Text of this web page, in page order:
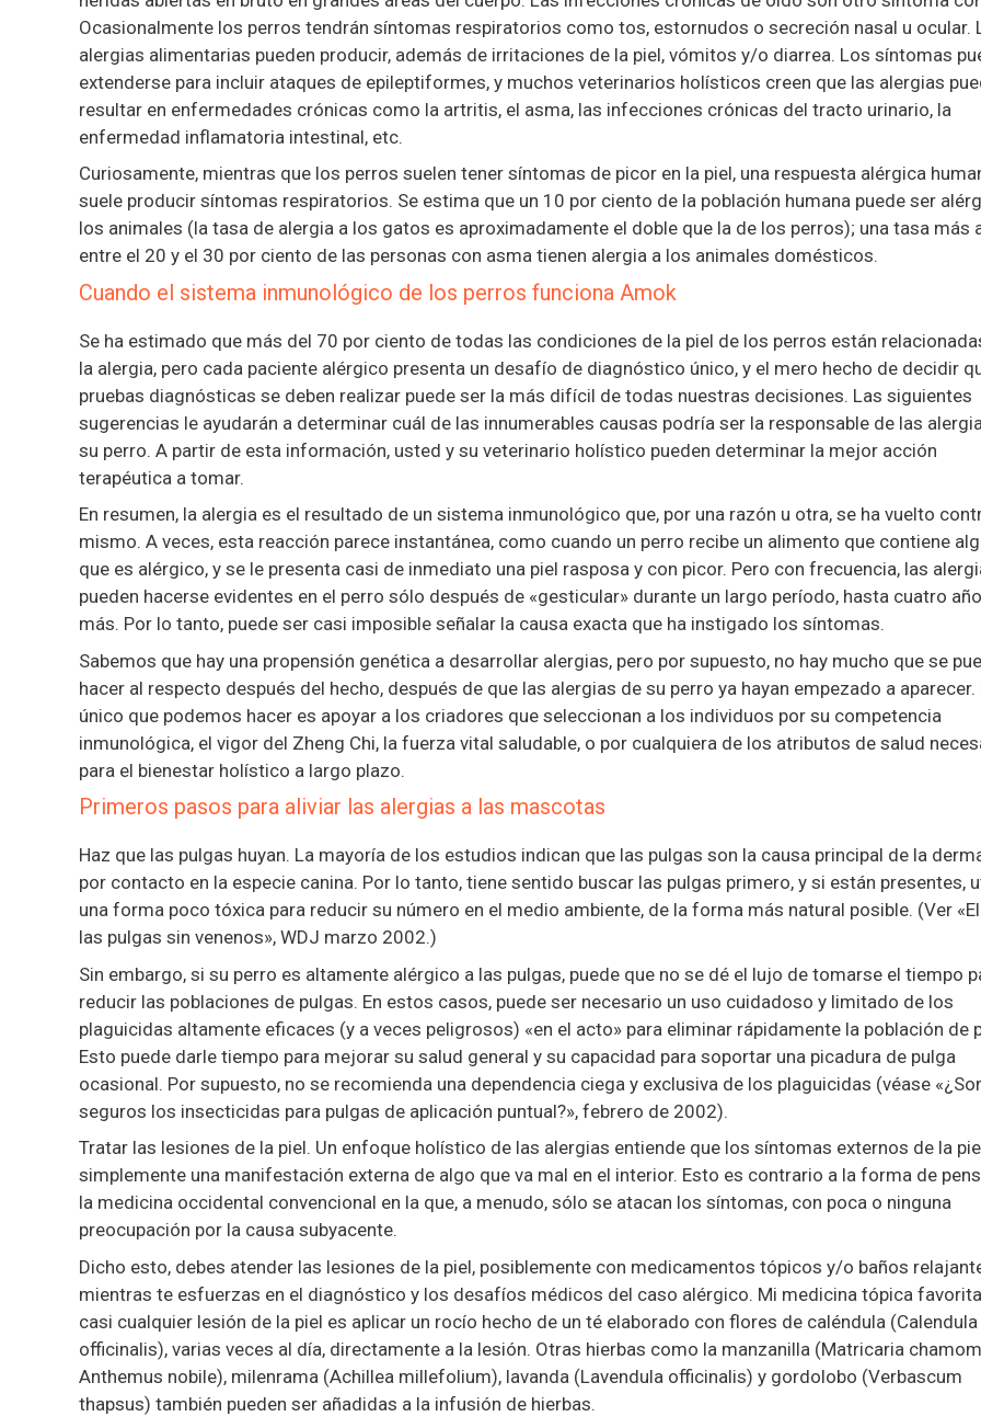
Ocasionalmente los perros tendrán síntomas respiratorios como tos, estornudos o secreción nasal u ocular.
alergias alimentarias pueden producir, además de irritaciones de la piel, vómitos y/o diarrea. Los síntomas
extenderse para incluir ataques de epileptiformes, y muchos veterinarios holísticos creen que las alergias
resultar en enfermedades crónicas como la artritis, el asma, las infecciones crónicas del tracto urinario, la
enfermedad inflamatoria intestinal, etc.
Curiosamente, mientras que los perros suelen tener síntomas de picor en la piel, una respuesta alérgica
suele producir síntomas respiratorios. Se estima que un 10 por ciento de la población humana puede ser
los animales (la tasa de alergia a los gatos es aproximadamente el doble que la de los perros); una tasa más
entre el 20 y el 30 por ciento de las personas con asma tienen alergia a los animales domésticos.
Cuando el sistema inmunológico de los perros funciona Amok
Se ha estimado que más del 70 por ciento de todas las condiciones de la piel de los perros están
la alergia, pero cada paciente alérgico presenta un desafío de diagnóstico único, y el mero hecho de decidir
pruebas diagnósticas se deben realizar puede ser la más difícil de todas nuestras decisiones. Las siguientes
sugerencias le ayudarán a determinar cuál de las innumerables causas podría ser la responsable de las
su perro. A partir de esta información, usted y su veterinario holístico pueden determinar la mejor acción
terapéutica a tomar.
En resumen, la alergia es el resultado de un sistema inmunológico que, por una razón u otra, se ha vuelto
mismo. A veces, esta reacción parece instantánea, como cuando un perro recibe un alimento que contiene
que es alérgico, y se le presenta casi de inmediato una piel rasposa y con picor. Pero con frecuencia, las
pueden hacerse evidentes en el perro sólo después de «gesticular» durante un largo período, hasta cuatro
más. Por lo tanto, puede ser casi imposible señalar la causa exacta que ha instigado los síntomas.
Sabemos que hay una propensión genética a desarrollar alergias, pero por supuesto, no hay mucho que se
hacer al respecto después del hecho, después de que las alergias de su perro ya hayan empezado a aparecer.
único que podemos hacer es apoyar a los criadores que seleccionan a los individuos por su competencia
inmunológica, el vigor del Zheng Chi, la fuerza vital saludable, o por cualquiera de los atributos de salud
para el bienestar holístico a largo plazo.
Primeros pasos para aliviar las alergias a las mascotas
Haz que las pulgas huyan. La mayoría de los estudios indican que las pulgas son la causa principal de la
por contacto en la especie canina. Por lo tanto, tiene sentido buscar las pulgas primero, y si están presentes,
una forma poco tóxica para reducir su número en el medio ambiente, de la forma más natural posible. (Ver
las pulgas sin venenos», WDJ marzo 2002.)
Sin embargo, si su perro es altamente alérgico a las pulgas, puede que no se dé el lujo de tomarse el tiempo
reducir las poblaciones de pulgas. En estos casos, puede ser necesario un uso cuidadoso y limitado de los
plaguicidas altamente eficaces (y a veces peligrosos) «en el acto» para eliminar rápidamente la población de
Esto puede darle tiempo para mejorar su salud general y su capacidad para soportar una picadura de pulga
ocasional. Por supuesto, no se recomienda una dependencia ciega y exclusiva de los plaguicidas (véase
seguros los insecticidas para pulgas de aplicación puntual?», febrero de 2002).
Tratar las lesiones de la piel. Un enfoque holístico de las alergias entiende que los síntomas externos de la
simplemente una manifestación externa de algo que va mal en el interior. Esto es contrario a la forma de
la medicina occidental convencional en la que, a menudo, sólo se atacan los síntomas, con poca o ninguna
preocupación por la causa subyacente.
Dicho esto, debes atender las lesiones de la piel, posiblemente con medicamentos tópicos y/o baños
mientras te esfuerzas en el diagnóstico y los desafíos médicos del caso alérgico. Mi medicina tópica
casi cualquier lesión de la piel es aplicar un rocío hecho de un té elaborado con flores de caléndula (Calendula
officinalis), varias veces al día, directamente a la lesión. Otras hierbas como la manzanilla (Matricaria
Anthemus nobile), milenrama (Achillea millefolium), lavanda (Lavendula officinalis) y gordolobo (Verbascum
thapsus) también pueden ser añadidas a la infusión de hierbas.